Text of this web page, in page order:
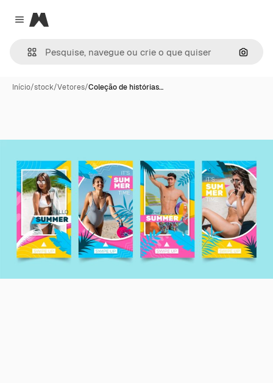
Close menu
Magnific
Início/stock/Vetores/Coleção de histórias…